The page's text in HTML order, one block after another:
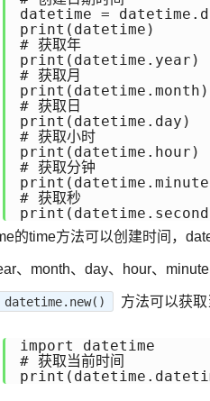
datetime =
print(datetime)
# 获取年
print(datetime.year)
# 获取月
print(datetime.month)
# 获取日
print(datetime.day)
# 获取小时
print(datetime.hour)
# 获取分钟
# 获取秒
的time方法可以创建时间，
、month、day、hour、
datetime.new() 方法可以获取
import datetime
# 获取当前时间